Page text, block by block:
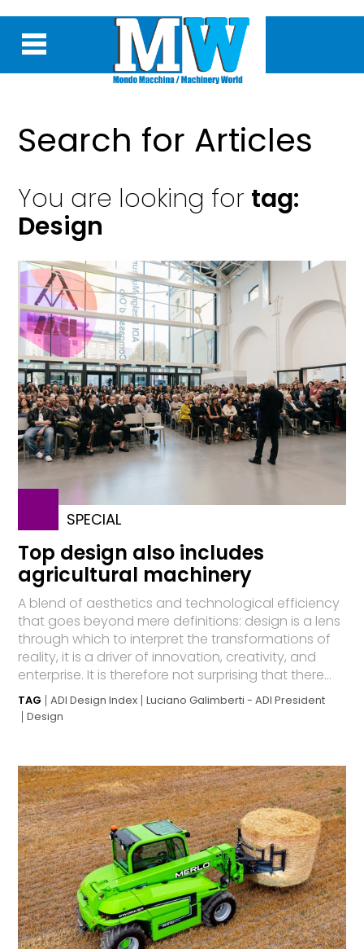
Search for Articles
You are looking for tag:
Design
SPECIAL
Top design also includes
agricultural machinery
A blend of aesthetics and technological efficiency
that goes beyond mere definitions: design is a lens
through which to interpret the transformations of
reality, it is a driver of innovation, creativity, and
enterprise. It is therefore not surprising that there...
TAG ADI Design Index Luciano Galimberti - ADI President
Design